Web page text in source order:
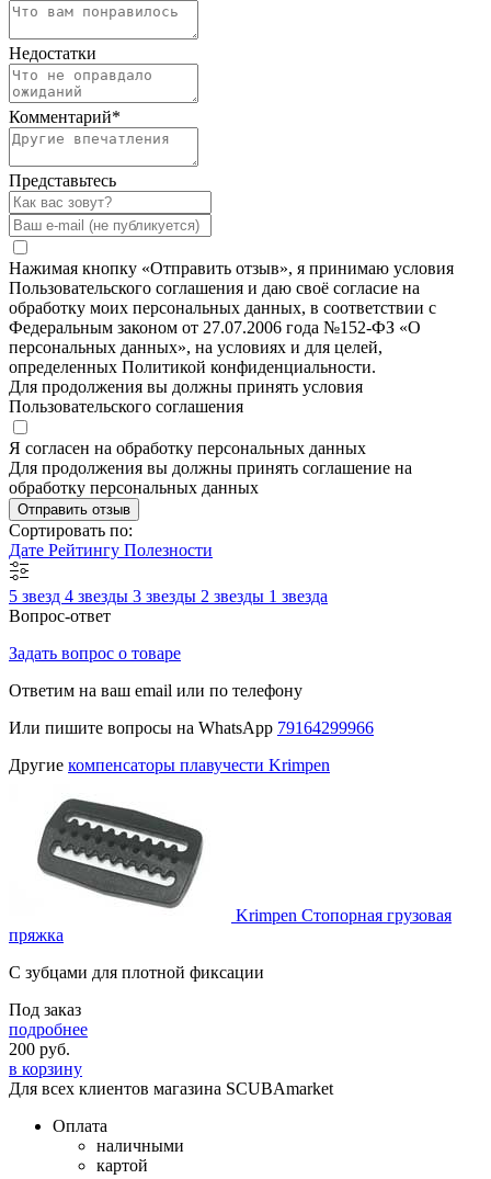
Недостатки
Комментарий*
Представьтесь
Нажимая кнопку «Отправить отзыв», я принимаю условия
Пользовательского соглашения и даю своё согласие на
обработку моих персональных данных, в соответствии с
Федеральным законом от 27.07.2006 года №152-ФЗ «О
персональных данных», на условиях и для целей,
определенных Политикой конфиденциальности.
Для продолжения вы должны принять условия
Пользовательского соглашения
Я согласен на обработку персональных данных
Для продолжения вы должны принять соглашение на
обработку персональных данных
Отправить отзыв
Сортировать по:
Дате Рейтингу Полезности
5 звезд 4 звезды 3 звезды 2 звезды 1 звезда
Вопрос-ответ
Задать вопрос о товаре
Ответим на ваш email или по телефону
Или пишите вопросы на WhatsApp 79164299966
Другие компенсаторы плавучести Krimpen
Krimpen Стопорная грузовая
пряжка
С зубцами для плотной фиксации
Под заказ
подробнее
200 руб.
в корзину
Для всех клиентов магазина SCUBAmarket
Оплата
наличными
картой